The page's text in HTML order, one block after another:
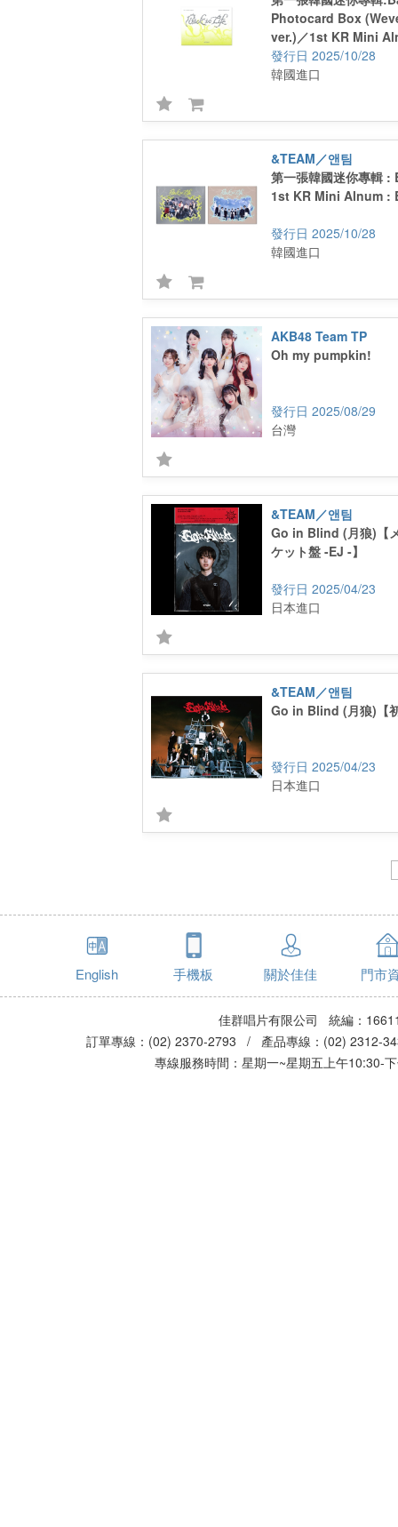
Photocard Box
ver.)／1st KR Mini
Life Photocard Box
Albums ver.)
2025/10/28
韓國進口
&TEAM／앤팀
第一張韓國迷你專輯
1st KR Mini Alnum :
2025/10/28
韓國進口
AKB48 Team TP
Oh my pumpkin!
2025/08/29
台灣
&TEAM／앤팀
Go in Blind (月狼)【
ケット盤 -EJ -】
2025/04/23
日本進口
&TEAM／앤팀
Go in Blind (月狼)【
2025/04/23
日本進口
English 手機板 關於佳佳 門市
佳群唱片有限公司 統編：
訂單專線：(02) 2370-2793 / 產品專線：(02)
專線服務時間：星期一~星期五上午10:30-